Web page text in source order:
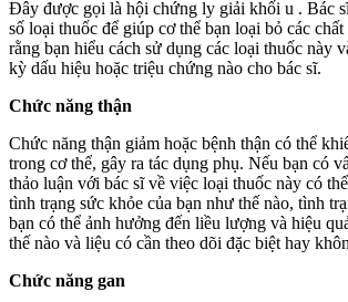
Đây được gọi là hội chứng ly giải khối u . Bác
số loại thuốc để giúp cơ thể bạn loại bỏ các
rằng bạn hiểu cách sử dụng các loại thuốc này
kỳ dấu hiệu hoặc triệu chứng nào cho bác sĩ.
Chức năng thận
Chức năng thận giảm hoặc bệnh thận có thể
trong cơ thể, gây ra tác dụng phụ. Nếu bạn có
thảo luận với bác sĩ về việc loại thuốc này có
tình trạng sức khỏe của bạn như thế nào, tình
bạn có thể ảnh hưởng đến liều lượng và hiệu
thế nào và liệu có cần theo dõi đặc biệt hay
Chức năng gan